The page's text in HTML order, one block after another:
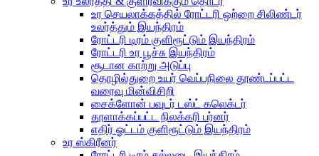
உர செயலாக்கத்தில் ரோட்டரி ஒற்றை சிலிண்டர்
உலர்த்தும் இயந்திரம்
ரோட்டரி டிரம் குளிரூட்டும் இயந்திரம்
ரோட்டரி உர பூச்சு இயந்திரம்
சூடான காற்று அடுப்பு
தொழில்துறை உயர் வெப்பநிலை தூண்டப்பட்ட
வரைவு மின்விசிறி
சைக்ளோன் பவுடர் டஸ்ட் கலெக்டர்
தூளாக்கப்பட்ட நிலக்கரி பர்னர்
எதிர் ஓட்டம் குளிரூட்டும் இயந்திரம்
உர ஸ்கிரீனர்